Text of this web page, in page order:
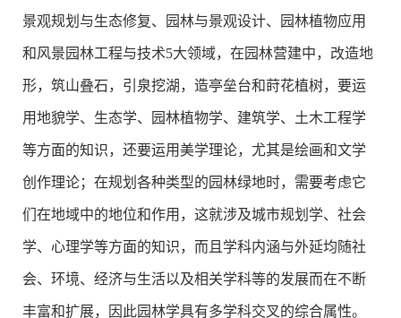
景观规划与生态修复、园林与景观设计、园林植物应用
和风景园林工程与技术5大领域，在园林营建中，改造地
形，筑山叠石，引泉挖湖，造亭垒台和莳花植树，要运
用地貌学、生态学、园林植物学、建筑学、土木工程学
等方面的知识，还要运用美学理论，尤其是绘画和文学
创作理论；在规划各种类型的园林绿地时，需要考虑它
们在地域中的地位和作用，这就涉及城市规划学、社会
学、心理学等方面的知识，而且学科内涵与外延均随社
会、环境、经济与生活以及相关学科等的发展而在不断
丰富和扩展，因此园林学具有多学科交叉的综合属性。